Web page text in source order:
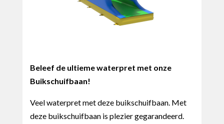
Beleef de ultieme waterpret met onze
Buikschuifbaan!
Veel waterpret met deze buikschuifbaan. Met
deze buikschuifbaan is plezier gegarandeerd.